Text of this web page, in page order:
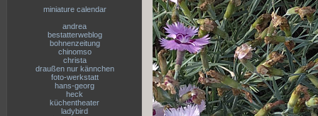
miniature calendar
andrea
bestatterweblog
bohnenzeitung
chinomso
christa
draußen nur kännchen
foto-werkstatt
hans-georg
heck
küchentheater
ladybird